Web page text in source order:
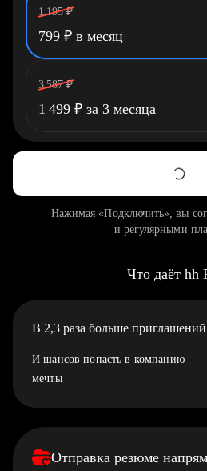
1 195 ₽
799 ₽ в месяц
3 587 ₽
1 499 ₽ за 3 месяца
Нажимая «Подключить», вы
и регулярными
Что даёт hh
В 2,3 раза больше приглашений
И шансов попасть в компанию
мечты
Отправка резюме